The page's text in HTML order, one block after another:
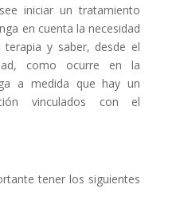
iniciar un tratamiento
en cuenta la necesidad
y saber, desde el
como ocurre en la
a medida que hay un
vinculados con el
tener los siguientes